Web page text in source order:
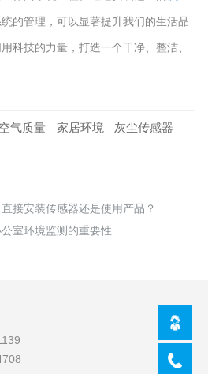
的管理，可以显著提升我们的生活品
科技的力量，打造一个干净、整洁、
气质量 家居环境 灰尘传感器
接安装传感器还是使用产品？
室环境监测的重要性